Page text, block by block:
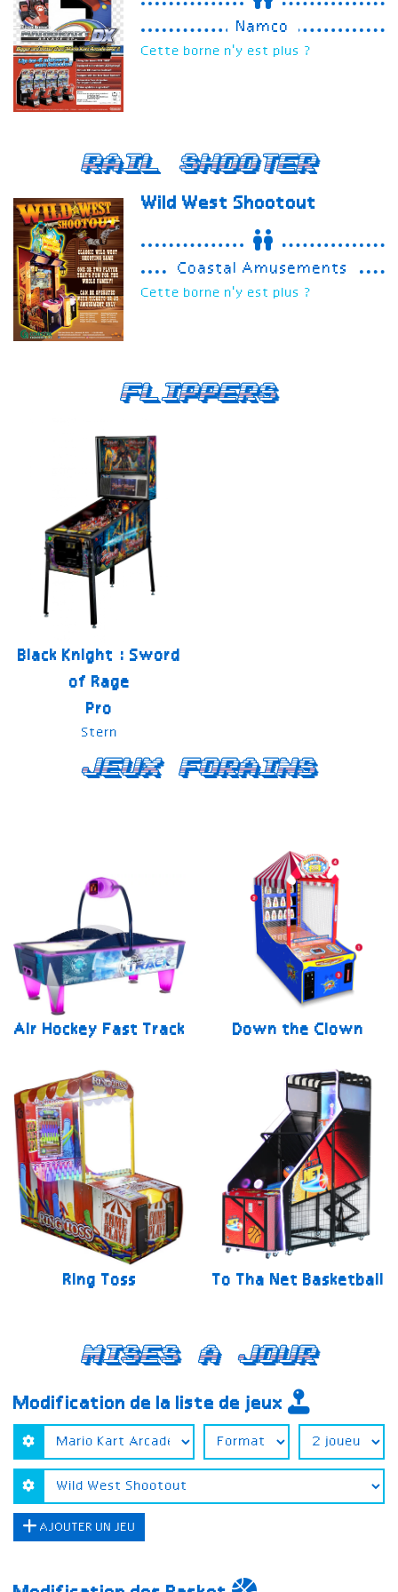
Namco
Cette borne n'y est plus ?
Rail Shooter
Wild West Shootout
Coastal Amusements
Cette borne n'y est plus ?
Flippers
Black Knight : Sword
of Rage
Pro
Stern
Jeux forains
Air Hockey Fast Track Down the Clown
Ring Toss To Tha Net Basketball
Mises a jour
Modification de la liste de jeux
AJOUTER UN JEU